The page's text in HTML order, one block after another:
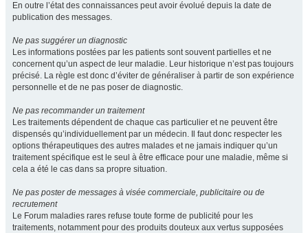
En outre l’état des connaissances peut avoir évolué depuis la date de
publication des messages.
Ne pas suggérer un diagnostic
Les informations postées par les patients sont souvent partielles et ne
concernent qu’un aspect de leur maladie. Leur historique n’est pas toujours
précisé. La règle est donc d’éviter de généraliser à partir de son expérience
personnelle et de ne pas poser de diagnostic.
Ne pas recommander un traitement
Les traitements dépendent de chaque cas particulier et ne peuvent être
dispensés qu’individuellement par un médecin. Il faut donc respecter les
options thérapeutiques des autres malades et ne jamais indiquer qu’un
traitement spécifique est le seul à être efficace pour une maladie, même si
cela a été le cas dans sa propre situation.
Ne pas poster de messages à visée commerciale, publicitaire ou de
recrutement
Le Forum maladies rares refuse toute forme de publicité pour les
traitements, notamment pour des produits douteux aux vertus supposées